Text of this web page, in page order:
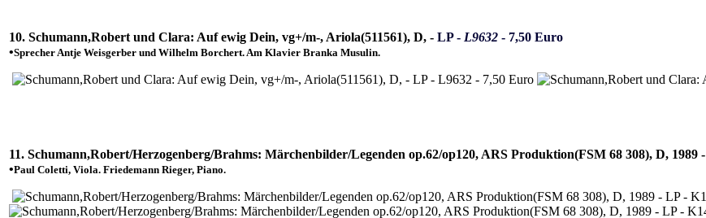
10. Schumann,Robert und Clara: Auf ewig Dein, vg+/m-, Ariola(511561), D, - LP - L9632 - 7,50 Euro
•Sprecher Antje Weisgerber und Wilhelm Borchert. Am Klavier Branka Musulin.
11. Schumann,Robert/Herzogenberg/Brahms: Märchenbilder/Legenden op.62/op120, ARS Produktion(FSM 68 308), D, 1989 -
•Paul Coletti, Viola. Friedemann Rieger, Piano.